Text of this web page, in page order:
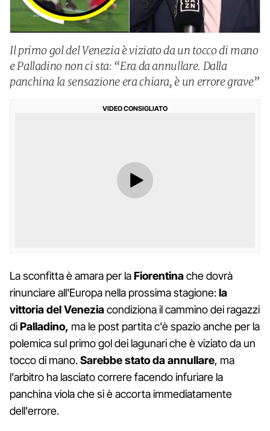
Il primo gol del Venezia è viziato da un tocco di mano
e Palladino non ci sta: “Era da annullare. Dalla
panchina la sensazione era chiara, è un errore grave”
VIDEO CONSIGLIATO
La sconfitta è amara per laFiorentinache dovrà
rinunciare all'Europa nella prossima stagione:la
vittoria del Veneziacondiziona il cammino dei ragazzi
diPalladino, ma le post partita c'è spazio anche per la
polemica sul primo gol dei lagunari che è viziato da un
tocco di mano.Sarebbe stato da annullare, ma
l'arbitro ha lasciato correre facendo infuriare la
panchina viola che si è accorta immediatamente
dell'errore.